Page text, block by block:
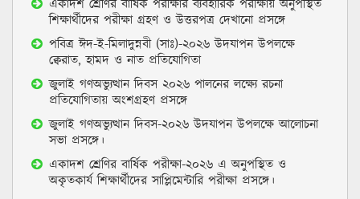
একাদশ শ্রেণির বার্ষিক পরীক্ষার ব্যবহারিক পরীক্ষায় অনুপস্থিত
শিক্ষার্থীদের পরীক্ষা গ্রহণ ও উত্তরপত্র দেখানো প্রসঙ্গে
পবিত্র ঈদ-ই-মিলাদুন্নবী (সাঃ)-২০২৬ উদযাপন উপলক্ষে
ক্বেরাত, হামদ ও নাত প্রতিযোগিতা
জুলাই গণঅভ্যুত্থান দিবস ২০২৬ পালনের লক্ষ্যে রচনা
প্রতিযোগিতায় অংশগ্রহণ প্রসঙ্গে
জুলাই গণঅভ্যুত্থান দিবস-২০২৬ উদযাপন উপলক্ষে আলোচনা
সভা প্রসঙ্গে।
একাদশ শ্রেণির বার্ষিক পরীক্ষা-২০২৬ এ অনুপস্থিত ও
অকৃতকার্য শিক্ষার্থীদের সাপ্লিমেন্টারি পরীক্ষা প্রসঙ্গে।